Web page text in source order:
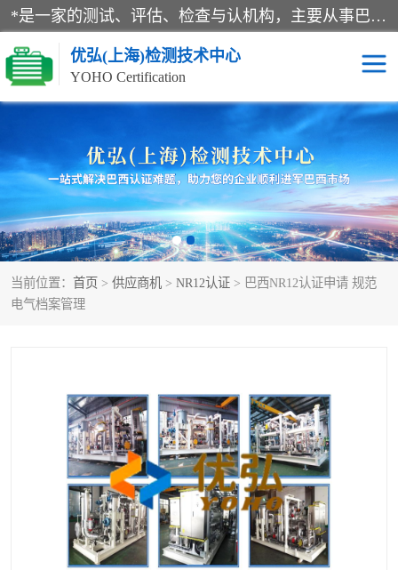
*是一家的测试、评估、检查与认机构，主要从事巴西NR10认证、NR12认证、NR13认证；ANATEL认证、INMTRO认证，欧盟CE认证：MD认证，PED认证，MID认证，ATEX认证，德国蓝色天使认证。
优弘(上海)检测技术中心
YOHO Certification
当前位置： 首页 > 供应商机 > NR12认证 > 巴西NR12认证申请 规范
电气档案管理
RECYCLASS认证 NR10认证
NR12认证 NR13认证
ART认证 巴西NR认证
巴西认证 RETIE认证